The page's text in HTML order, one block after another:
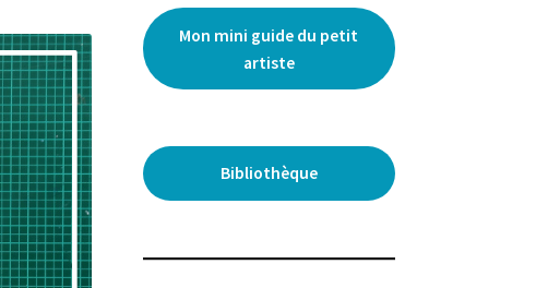
Mon mini guide du petit
artiste
Bibliothèque